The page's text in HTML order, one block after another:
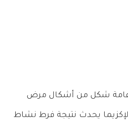
عامة شكل من أشكال مرض
يحدث نتيجة فرط نشاط